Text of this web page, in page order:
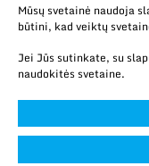
© 2026
technologijos
Mūsų svetainė naudoja
būtini, kad veiktų
Jei Jūs sutinkate, su
naudokitės svetaine.